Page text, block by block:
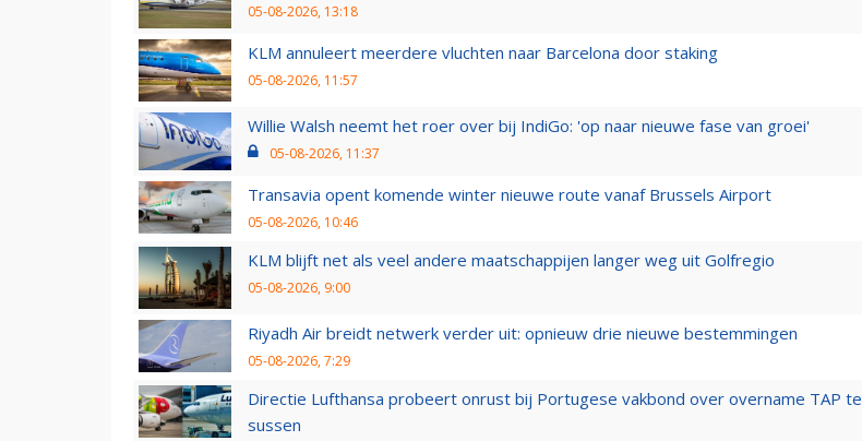
05-08-2026, 13:18
KLM annuleert meerdere vluchten naar Barcelona door staking
05-08-2026, 11:57
Willie Walsh neemt het roer over bij IndiGo: 'op naar nieuwe fase van groei'
05-08-2026, 11:37
Transavia opent komende winter nieuwe route vanaf Brussels Airport
05-08-2026, 10:46
KLM blijft net als veel andere maatschappijen langer weg uit Golfregio
05-08-2026, 9:00
Riyadh Air breidt netwerk verder uit: opnieuw drie nieuwe bestemmingen
05-08-2026, 7:29
Directie Lufthansa probeert onrust bij Portugese vakbond over overname TAP te
sussen